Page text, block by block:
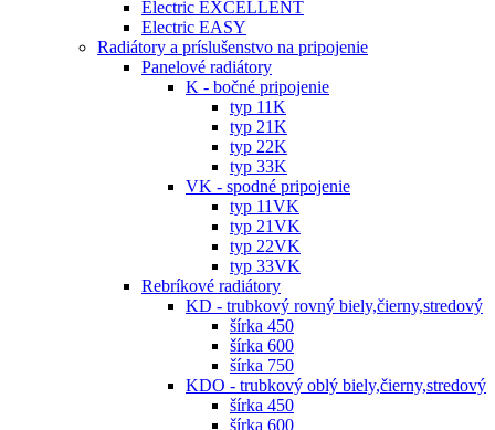
Electric EXCELLENT
Electric EASY
Radiátory a príslušenstvo na pripojenie
Panelové radiátory
K - bočné pripojenie
typ 11K
typ 21K
typ 22K
typ 33K
VK - spodné pripojenie
typ 11VK
typ 21VK
typ 22VK
typ 33VK
Rebríkové radiátory
KD - trubkový rovný biely,čierny,stredový
šírka 450
šírka 600
šírka 750
KDO - trubkový oblý biely,čierny,stredový
šírka 450
šírka 600